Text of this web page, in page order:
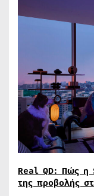
Real QD: Πώς η
της προβολής